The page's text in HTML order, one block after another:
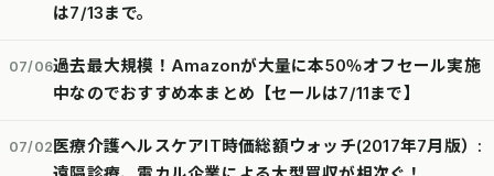
は7/13まで。
07/06過去最大規模！Amazonが大量に本50％オフセール実施
中なのでおすすめ本まとめ【セールは7/11まで】
07/02医療介護ヘルスケアIT時価総額ウォッチ(2017年7月版）: